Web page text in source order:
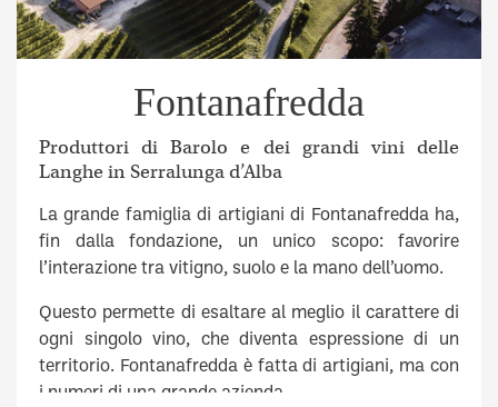
Fontanafredda
Produttori di Barolo e dei grandi vini delle
Langhe in Serralunga d’Alba
La grande famiglia di artigiani di Fontanafredda ha,
fin dalla fondazione, un unico scopo: favorire
l’interazione tra vitigno, suolo e la mano dell’uomo.
Questo permette di esaltare al meglio il carattere di
ogni singolo vino, che diventa espressione di un
territorio. Fontanafredda è fatta di artigiani, ma con
i numeri di una grande azienda.